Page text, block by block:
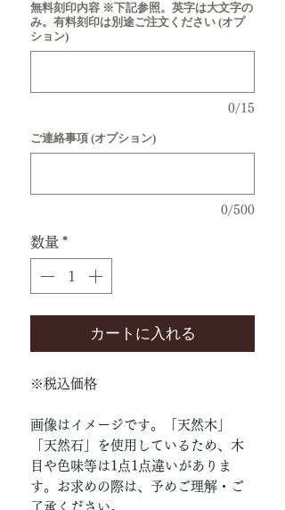
無料刻印内容 ※下記参照。英字は大文字の
み。有料刻印は別途ご注文ください (オプ
ション)
0/15
ご連絡事項 (オプション)
0/500
数量 *
カートに入れる
※税込価格
画像はイメージです。「天然木」
「天然石」を使用しているため、木
目や色味等は1点1点違いがありま
す。お求めの際は、予めご理解・ご
了承ください。